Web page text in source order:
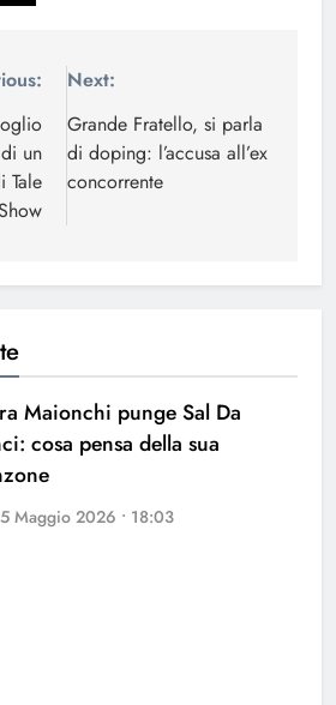
un
Tale
Next:
Grande Fratello, si parla
di doping: l’accusa all’ex
concorrente
Maionchi punge Sal Da
cosa pensa della sua
Maggio 2026 • 18:03